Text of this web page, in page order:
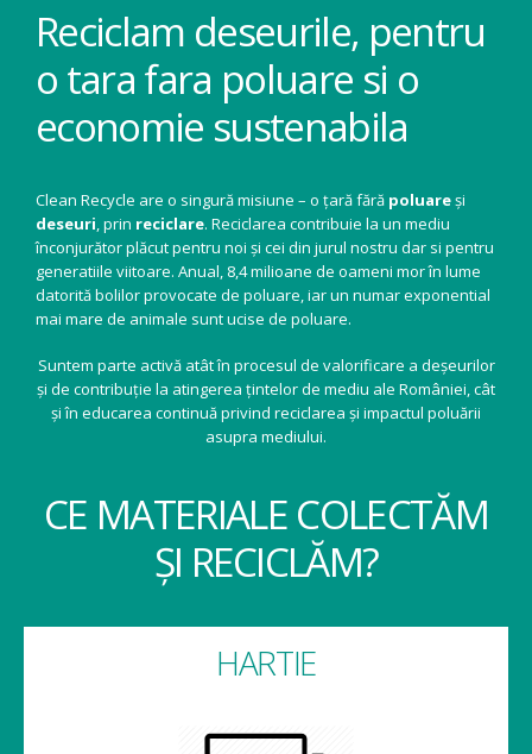
Reciclam deseurile, pentru
o tara fara poluare si o
economie sustenabila
Clean Recycle are o singură misiune – o țară fără poluareși
deseuri, prin reciclare. Reciclarea contribuie la un mediu
înconjurător plăcut pentru noi și cei din jurul nostru dar si pentru
generatiile viitoare. Anual, 8,4 milioane de oameni mor în lume
datorită bolilor provocate de poluare, iar un numar exponential
mai mare de animale sunt ucise de poluare.
Suntem parte activă atât în procesul de valorificare a deșeurilor
și de contribuție la atingerea țintelor de mediu ale României, cât
și în educarea continuă privind reciclarea și impactul poluării
asupra mediului.
CE MATERIALE COLECTĂM
ȘI RECICLĂM?
HARTIE